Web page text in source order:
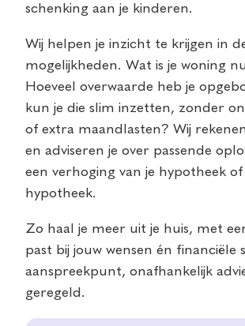
schenking aan je kinderen.
Wij helpen je inzicht te krijgen in
mogelijkheden. Wat is je woning
Hoeveel overwaarde heb je
kun je die slim inzetten, zonder
of extra maandlasten? Wij
en adviseren je over passende
een verhoging van je hypotheek of
hypotheek.
Zo haal je meer uit je huis, met
past bij jouw wensen én financiële
aanspreekpunt, onafhankelijk
geregeld.